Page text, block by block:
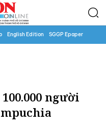
English Edition SGGP Epaper
người